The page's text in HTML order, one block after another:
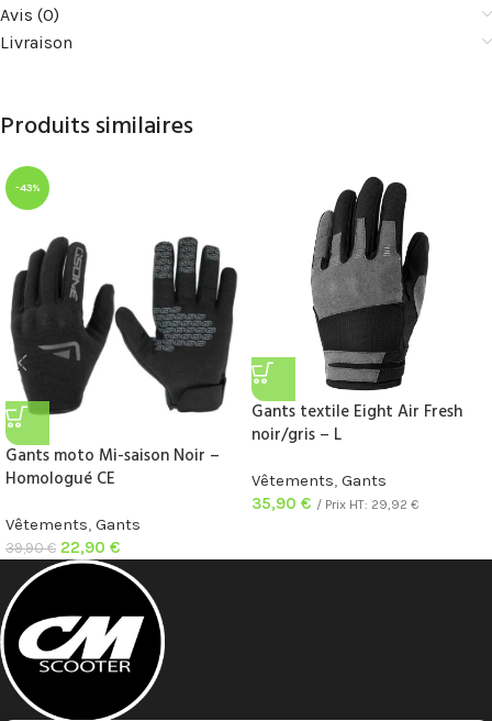
Avis (0)
Livraison
Produits similaires
-43%
Gants moto Mi-saison Noir –
Homologué CE
Vêtements, Gants
39,90€ 22,90 €
Gants textile Eight Air Fresh
noir/gris – L
Vêtements, Gants
35,90 € / Prix HT: 29,92 €